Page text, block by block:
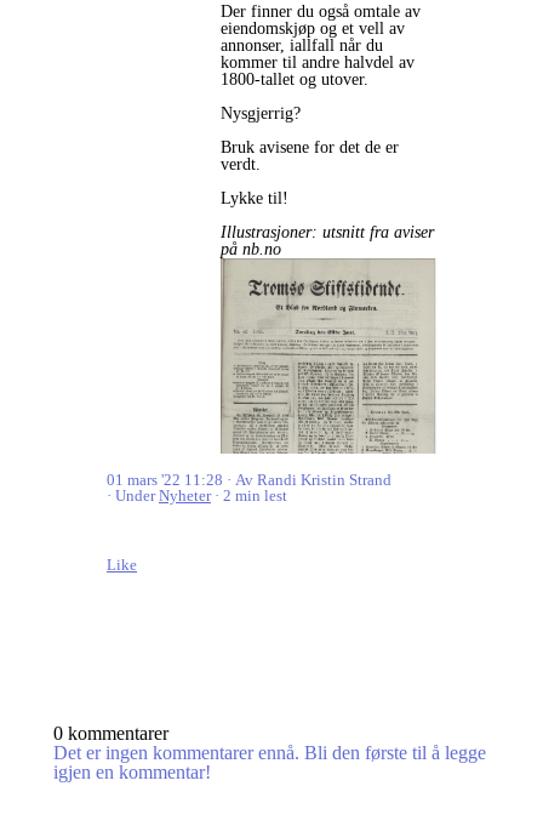
Der finner du også omtale av
eiendomskjøp og et vell av
annonser, iallfall når du
kommer til andre halvdel av
1800-tallet og utover.
Nysgjerrig?
Bruk avisene for det de er
verdt.
Lykke til!
Illustrasjoner: utsnitt fra aviser
på nb.no
01 mars '22 11:28
Av Randi Kristin Strand
UnderNyheter 2 min lest
Like
0 kommentarer
Det er ingen kommentarer ennå. Bli den første til å legge
igjen en kommentar!